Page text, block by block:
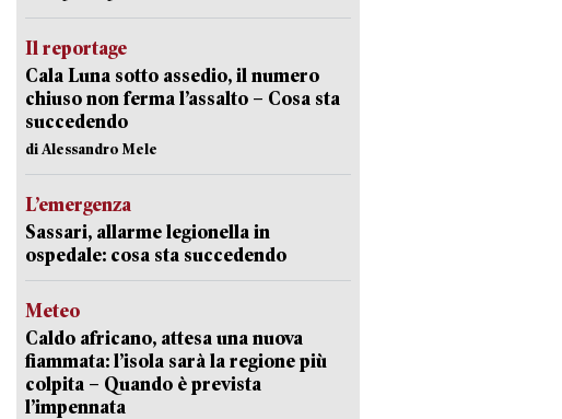
Il reportage
Cala Luna sotto assedio, il numero
chiuso non ferma l’assalto – Cosa sta
succedendo
di Alessandro Mele
L’emergenza
Sassari, allarme legionella in
ospedale: cosa sta succedendo
Meteo
Caldo africano, attesa una nuova
fiammata: l’isola sarà la regione più
colpita – Quando è prevista
l’impennata